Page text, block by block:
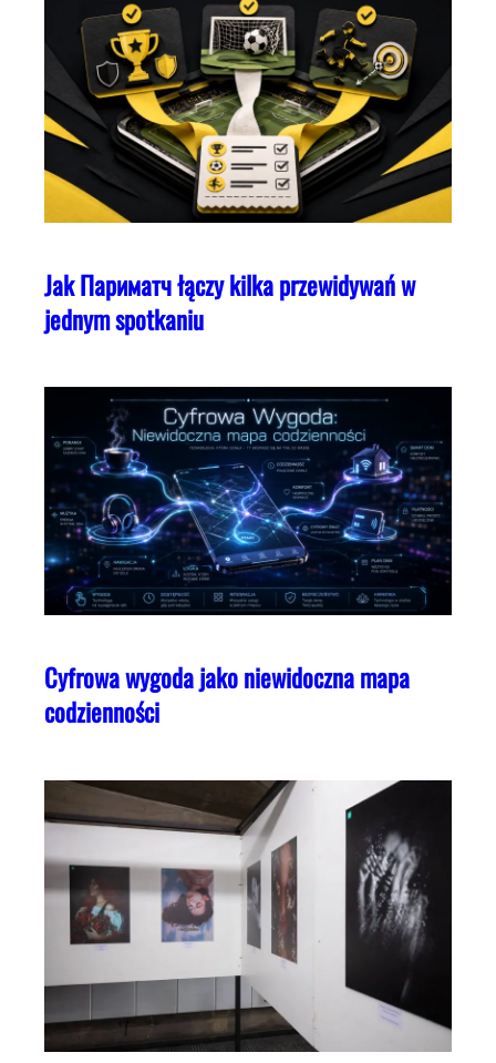
Jak Париматч łączy kilka przewidywań w
jednym spotkaniu
Cyfrowa wygoda jako niewidoczna mapa
codzienności